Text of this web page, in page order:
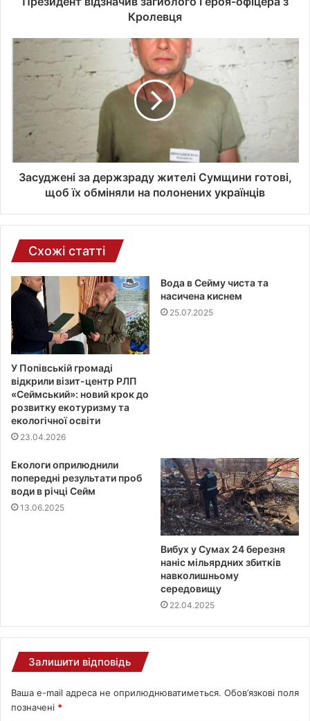
л
ш
и
Кролевця
Засуджені за держзраду жителі Сумщини готові,
щоб їх обміняли на полонених українців
Схожі статті
У Попівській громаді
відкрили візит-центр РЛП
«Сеймський»: новий крок до
розвитку екотуризму та
екологічної освіти
23.04.2026
Вода в Сейму чиста та
насичена киснем
25.07.2025
Екологи оприлюднили
попередні результати проб
води в річці Сейм
13.06.2025
Вибух у Сумах 24 березня
наніс мільярдних збитків
навколишньому
середовищу
22.04.2025
Залишити відповідь
Ваша e-mail адреса не оприлюднюватиметься. Обов’язкові поля
позначені *